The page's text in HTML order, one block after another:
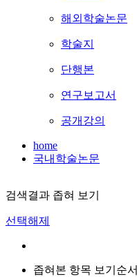
해외학술논문
학술지
단행본
연구보고서
공개강의
home
국내학술논문
검색결과 좁혀 보기
선택해제
좁혀본 항목 보기순서